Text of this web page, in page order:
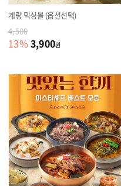
계량 믹싱볼 (옵션선택)
4,500
13% 3,900원